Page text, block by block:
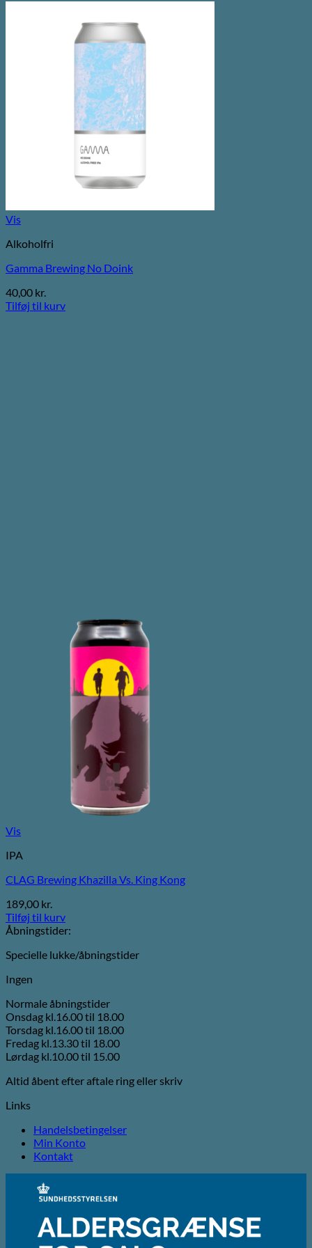
Vis
Alkoholfri
Gamma Brewing No Doink
40,00 kr.
Tilføj til kurv
Vis
IPA
CLAG Brewing Khazilla Vs. King Kong
189,00 kr.
Tilføj til kurv
Åbningstider:
Specielle lukke/åbningstider
Ingen
Normale åbningstider
Onsdag kl.16.00 til 18.00
Torsdag kl.16.00 til 18.00
Fredag kl.13.30 til 18.00
Lørdag kl.10.00 til 15.00
Altid åbent efter aftale ring eller skriv
Links
Handelsbetingelser
Min Konto
Kontakt